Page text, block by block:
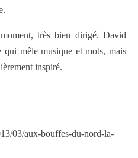
très bien dirigé. David
qui mêle musique et mots, mais
inspiré.
03/aux-bouffes-du-nord-la-